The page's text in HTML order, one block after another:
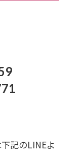
記のLINEよ